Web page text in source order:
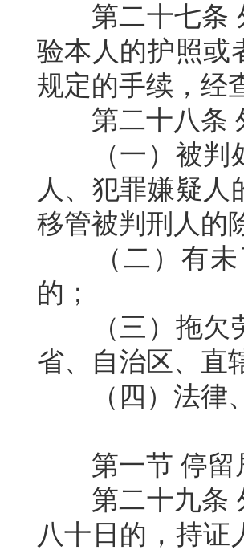
第二十七条
验本人的护照或
规定的手续，经
第二十八条
（一）被
人、犯罪嫌疑
移管被判刑人的
（二）有
的；
（三）拖
省、自治区、直
（四）法
第一节 停留
第二十九条
八十日的，持